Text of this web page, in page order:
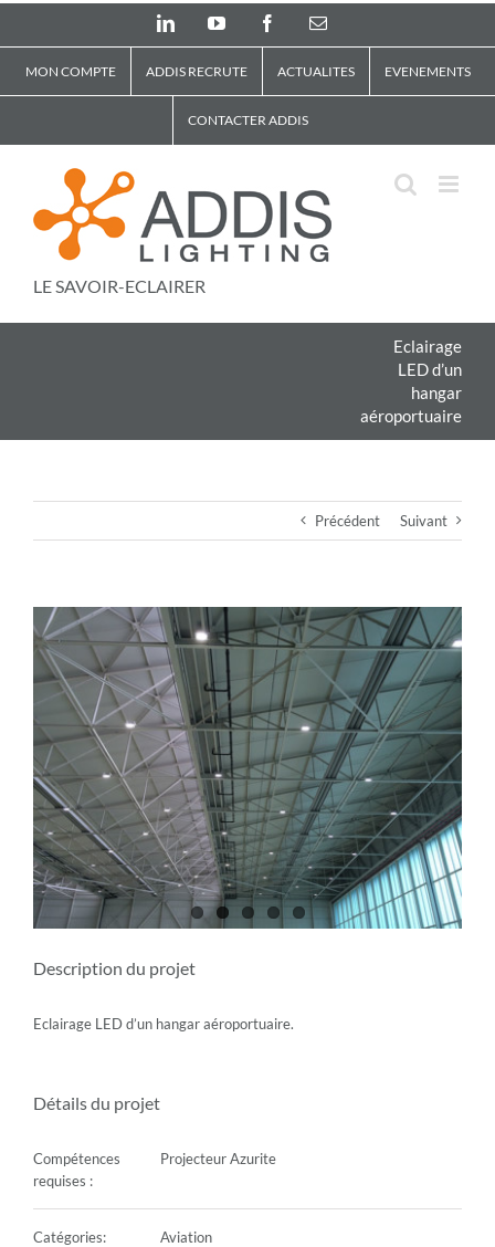
LinkedInYouTube FacebookEmail
MON COMPTE ADDIS RECRUTE ACTUALITES EVENEMENTS
CONTACTER ADDIS
LE SAVOIR-ECLAIRER
Eclairage
LED d’un
hangar
aéroportuaire
Précédent Suivant
View
Larger
Image
Description du projet
Eclairage LED d’un hangar aéroportuaire.
Détails du projet
Compétences
requises :
Projecteur Azurite
Catégories: Aviation